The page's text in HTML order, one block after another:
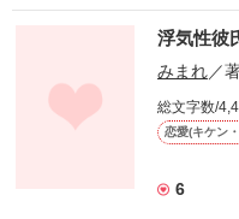
やられっぱなし、悔しくな
仕返し、しましょ？
浮気性彼
みまれ／
総文字数/
恋愛(キケン
6